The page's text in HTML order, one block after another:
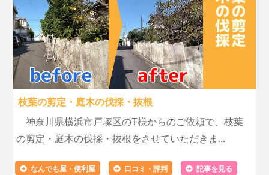
枝葉の剪定・庭木の伐採・抜根
神奈川県横浜市戸塚区のT様からのご依頼で、枝葉
の剪定・庭木の伐採・抜根をさせていただきま...
なんでも屋・便利屋 口コミ・評判 記事を見る